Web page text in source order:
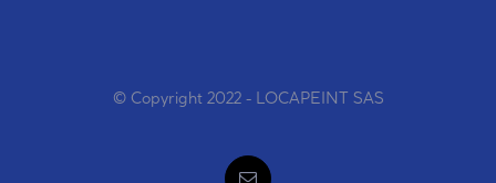
© Copyright 2022 - LOCAPEINT SAS